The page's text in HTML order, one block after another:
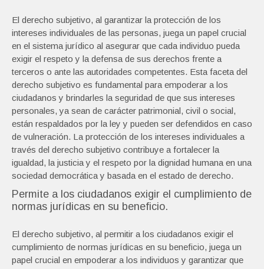
El derecho subjetivo, al garantizar la protección de los
intereses individuales de las personas, juega un papel crucial
en el sistema jurídico al asegurar que cada individuo pueda
exigir el respeto y la defensa de sus derechos frente a
terceros o ante las autoridades competentes. Esta faceta del
derecho subjetivo es fundamental para empoderar a los
ciudadanos y brindarles la seguridad de que sus intereses
personales, ya sean de carácter patrimonial, civil o social,
están respaldados por la ley y pueden ser defendidos en caso
de vulneración. La protección de los intereses individuales a
través del derecho subjetivo contribuye a fortalecer la
igualdad, la justicia y el respeto por la dignidad humana en una
sociedad democrática y basada en el estado de derecho.
Permite a los ciudadanos exigir el cumplimiento de
normas jurídicas en su beneficio.
El derecho subjetivo, al permitir a los ciudadanos exigir el
cumplimiento de normas jurídicas en su beneficio, juega un
papel crucial en empoderar a los individuos y garantizar que